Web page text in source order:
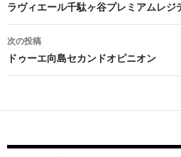
稿
ナ
ビ
ゲ
ー
ラヴィエール千駄ヶ谷プレミアムレ
次の投稿
ドゥーエ向島セカンドオピニオン